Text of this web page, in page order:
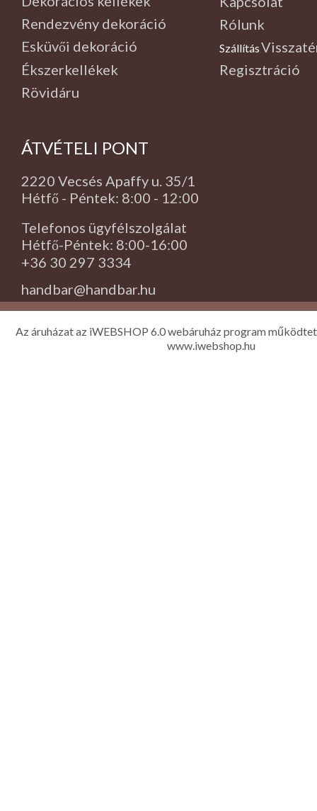
Rendezvény dekoráció
Esküvői dekoráció
Ékszerkellékek
Rövidáru
Rólunk
Szállítás
Regisztráció
ÁTVÉTELI PONT
2220 Vecsés Apaffy u. 35/1
Hétfő - Péntek: 8:00 - 12:00
Telefonos ügyfélszolgálat
Hétfő-Péntek: 8:00-16:00
+36 30 297 3334
handbar@handbar.hu
Az áruházat az iWEBSHOP 6.0 webáruház program
www.iwebshop.hu